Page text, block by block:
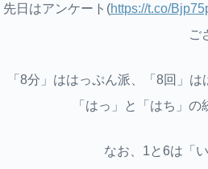
先日はアンケート(https://t.co/
ご
「8分」ははっぷん派、「8回」
「はっ」と「はち」
なお、1と6は「